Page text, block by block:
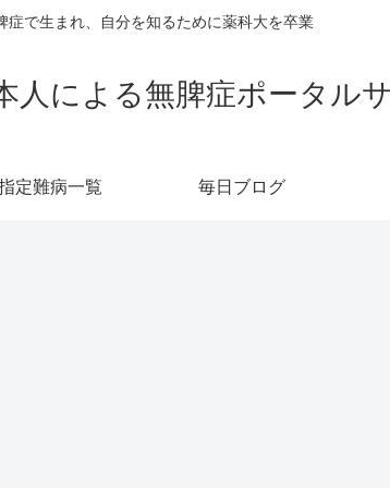
症で生まれ、自分を知るために薬科大を卒業
人による無脾症ポータル
定難病一覧 毎日ブログ